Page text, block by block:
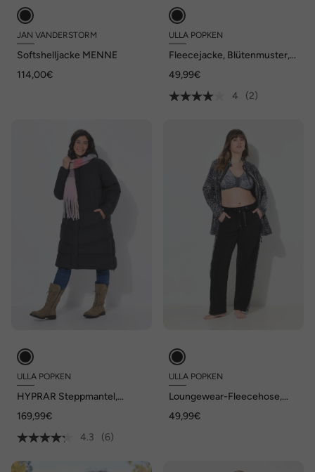
JAN VANDERSTORM
Softshelljacke MENNE
114,00€
ULLA POPKEN
Fleecejacke, Blütenmuster,
49,99€
4
(2)
ULLA POPKEN
HYPRAR Steppmantel,
Seitenzipper
169,99€
4.3
(6)
ULLA POPKEN
Loungewear-Fleecehose,
49,99€